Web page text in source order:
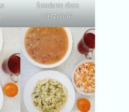
Śniadanie dieta
cukrzycowa